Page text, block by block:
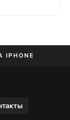
IPHONE